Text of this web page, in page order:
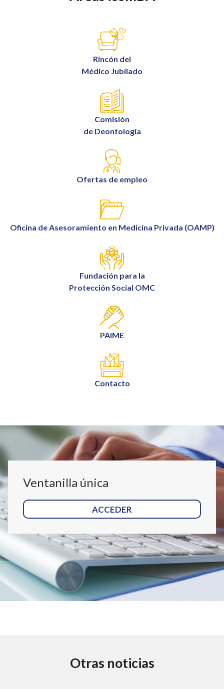
Rincón del
Médico Jubilado
Comisión
de Deontología
Ofertas de empleo
Oficina de Asesoramiento en Medicina Privada (OAMP)
Fundación para la
Protección Social OMC
PAIME
Contacto
Ventanilla única
ACCEDER
Otras noticias